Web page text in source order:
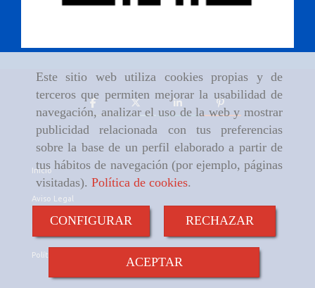
Este sitio web utiliza cookies propias y de
terceros que permiten mejorar la usabilidad de
navegación, analizar el uso de la web y mostrar
publicidad relacionada con tus preferencias
sobre la base de un perfil elaborado a partir de
tus hábitos de navegación (por ejemplo, páginas
visitadas). Política de cookies.
CONFIGURAR RECHAZAR
ACEPTAR
Inicio
Aviso Legal
Política de cookies
Política de Privacidad